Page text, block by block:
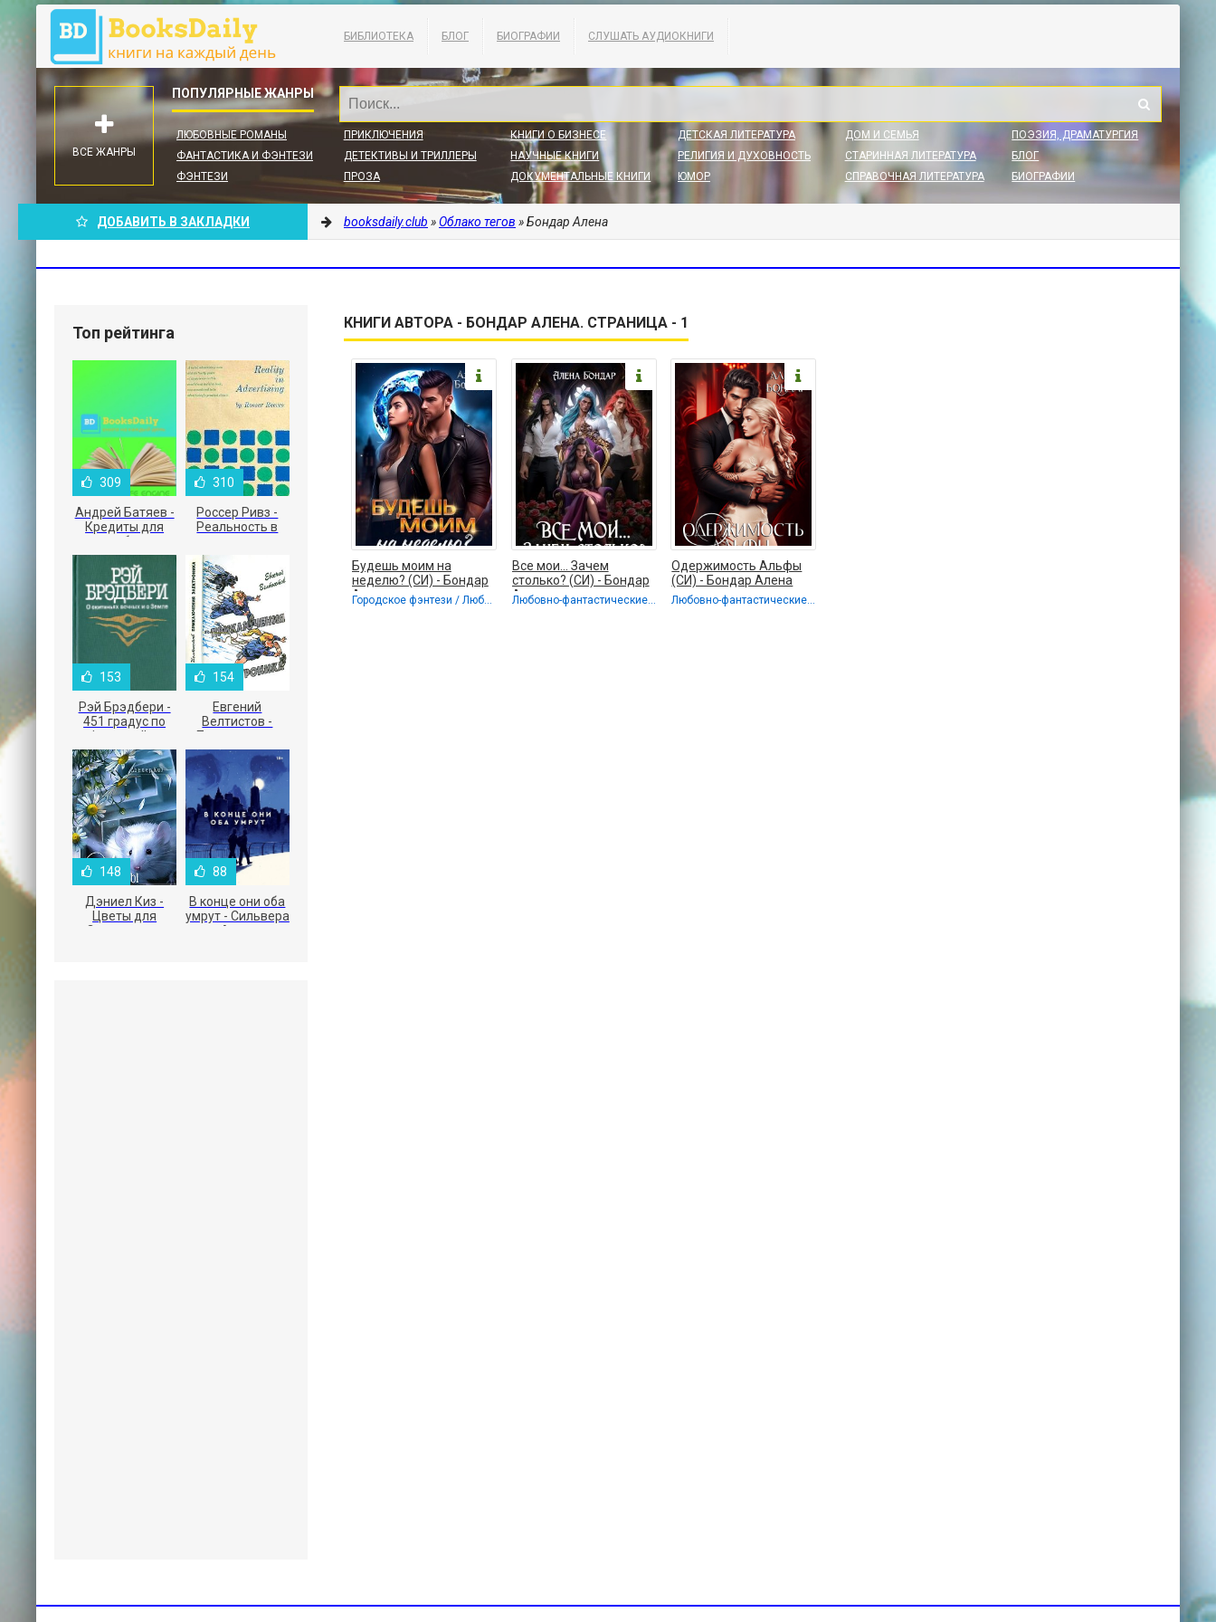
БИБЛИОТЕКА БЛОГ БИОГРАФИИ СЛУШАТЬ АУДИОКНИГИ
ЛЮБОВНЫЕ РОМАНЫ
ФАНТАСТИКА И ФЭНТЕЗИ
ФЭНТЕЗИ
ПРИКЛЮЧЕНИЯ
ДЕТЕКТИВЫ И ТРИЛЛЕРЫ
ПРОЗА
КНИГИ О БИЗНЕСЕ
НАУЧНЫЕ КНИГИ
ДОКУМЕНТАЛЬНЫЕ КНИГИ
ДЕТСКАЯ ЛИТЕРАТУРА
РЕЛИГИЯ И ДУХОВНОСТЬ
ЮМОР
ДОМ И СЕМЬЯ
СТАРИННАЯ ЛИТЕРАТУРА
СПРАВОЧНАЯ ЛИТЕРАТУРА
ПОЭЗИЯ, ДРАМАТУРГИЯ
БЛОГ
БИОГРАФИИ
ВСЕ ЖАНРЫ
ДОБАВИТЬ В ЗАКЛАДКИ booksdaily.club »Облако тегов » Бондар Алена
КНИГИ АВТОРА - БОНДАР АЛЕНА. СТРАНИЦА - 1
Будешь моим на
неделю? (СИ) - Бондар
Алена
Городское фэнтези / Любовные романы
Все мои... Зачем
столько? (СИ) - Бондар
Алена
Любовно-фантастические романы / Любовные романы
Одержимость Альфы
(СИ) - Бондар Алена
Любовно-фантастические романы
Топ рейтинга
309
Андрей Батяев -
Кредиты для
малого бизнеса
310
Россер Ривз -
Реальность в
153
Рэй Брэдбери -
451 градус по
Фаренгейту
154
Евгений
Велтистов -
Приключения
Электроника
148
Дэниел Киз -
Цветы для
Элджернона
88
В конце они оба
умрут - Сильвера
Адам